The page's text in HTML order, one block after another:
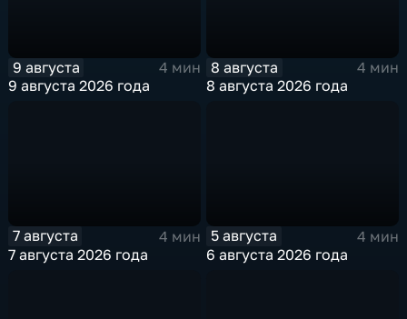
9 августа
4 мин
9 августа 2026 года
8 августа
4 мин
8 августа 2026 года
7 августа
4 мин
7 августа 2026 года
5 августа
4 мин
6 августа 2026 года